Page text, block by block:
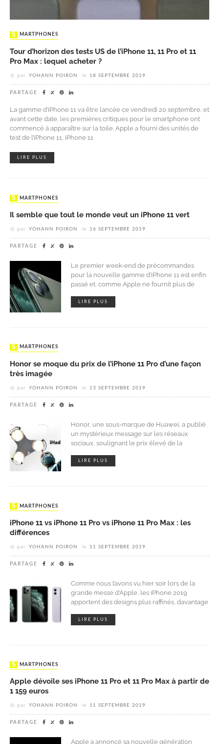
SMARTPHONES
Tour d’horizon des tests US de l’iPhone 11, 11 Pro et 11
Pro Max : lequel acheter ?
par YOHANN POIRON le 18 SEPTEMBRE 2019
PARTAGE
La gamme d’iPhone 11 va être lancée ce vendredi 20 septembre, et
avant cette date, les premières critiques pour le smartphone ont
commencé à apparaître sur la toile. Apple a fourni des unités de
test de l’iPhone 11, iPhone 11
LIRE PLUS
SMARTPHONES
Il semble que tout le monde veut un iPhone 11 vert
par YOHANN POIRON le 16 SEPTEMBRE 2019
PARTAGE
Le premier week-end de précommandes
pour la nouvelle gamme d’iPhone 11 est enfin
passé et, comme Apple ne fournit plus de
LIRE PLUS
SMARTPHONES
Honor se moque du prix de l’iPhone 11 Pro d’une façon
très imagée
par YOHANN POIRON le 13 SEPTEMBRE 2019
PARTAGE
Honor, une sous-marque de Huawei, a publié
un mystérieux message sur les réseaux
sociaux, soulignant le prix élevé de la
LIRE PLUS
SMARTPHONES
iPhone 11 vs iPhone 11 Pro vs iPhone 11 Pro Max : les
différences
par YOHANN POIRON le 11 SEPTEMBRE 2019
PARTAGE
Comme nous l’avons vu hier soir lors de la
grande messe d’Apple, les iPhone 2019
apportent des designs plus raffinés, davantage
LIRE PLUS
SMARTPHONES
Apple dévoile ses iPhone 11 Pro et 11 Pro Max à partir de
1 159 euros
par YOHANN POIRON le 11 SEPTEMBRE 2019
PARTAGE
Apple a annoncé sa nouvelle génération